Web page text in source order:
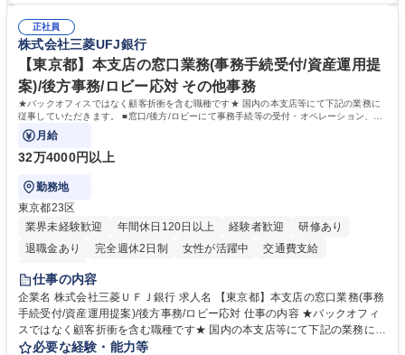
幅広く経験を積みたい意欲がある方に最適な環境です。 募集職種 【総
務・人事】未経験歓迎/日立グループ/組織運営を支えるゼネラリストを目
指す
のご経験 ■労務管理（給与計算・社会保険手続き・勤怠管理など）の経験
■衛生管理者の資格をお持ちの方 学歴・資格 学歴：大学院 大学 高専 短大
専修学校 高校 語学力： 資格：
正社員
株式会社三菱UFJ銀行
【東京都】本支店の窓口業務(事務手続受付/資産運用提
案)/後方事務/ロビー応対 その他事務
★バックオフィスではなく顧客折衝を含む職種です★ 国内の本支店等にて下記の業務に
従事していただきます。 ■窓口/後方/ロビーにて事務手続等の受付・オペレーション、お
客様対応
月給
32万4000円以上
勤務地
東京都23区
業界未経験歓迎
年間休日120日以上 経験者歓迎
研修あり
退職金あり
完全週休2日制 女性が活躍中
交通費支給
土日祝休み
仕事の内容
企業名 株式会社三菱ＵＦＪ銀行 求人名 【東京都】本支店の窓口業務(事務
手続受付/資産運用提案)/後方事務/ロビー応対 仕事の内容 ★バックオフィ
スではなく顧客折衝を含む職種です★ 国内の本支店等にて下記の業務に従
事していただきます。 ■窓口/後方/ロビーにて事務手続等の受付・オペレ
必要な経験・能力等